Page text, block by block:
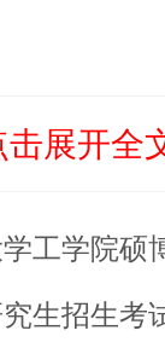
5位招
击展开全
工学院硕博
考试北京大学考